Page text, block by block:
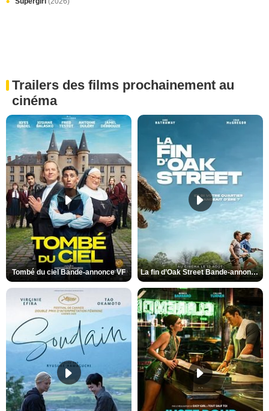
Trailers des films prochainement au
cinéma
Tombé du ciel Bande-annonce VF La fin d’Oak Street Bande-annonce VO STFR